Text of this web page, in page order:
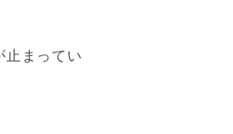
止まってい